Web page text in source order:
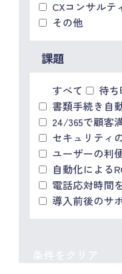
CXコンサルテ
その他
課題
すべて
待
書類手続き自
24/365で顧客
セキュリティ
ユーザーの利
自動化による
電話応対時間
導入前後のサ
条件をクリア